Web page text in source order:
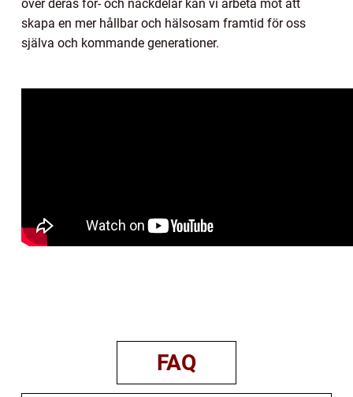
över deras för- och nackdelar kan vi arbeta mot att
skapa en mer hållbar och hälsosam framtid för oss
själva och kommande generationer.
FAQ